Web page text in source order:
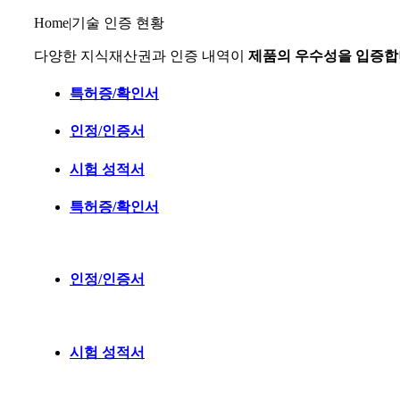
Home|기술 인증 현황
다양한 지식재산권과 인증 내역이 제품의 우수성을 입증
특허증/확인서
인정/인증서
시험 성적서
특허증/확인서
인정/인증서
시험 성적서